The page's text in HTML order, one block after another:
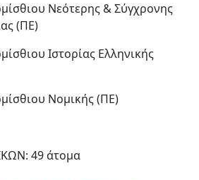
Νεότερης & Σύγχρονης
(ΠΕ)
Ιστορίας Ελληνικής
Νομικής (ΠΕ)
49 άτομα